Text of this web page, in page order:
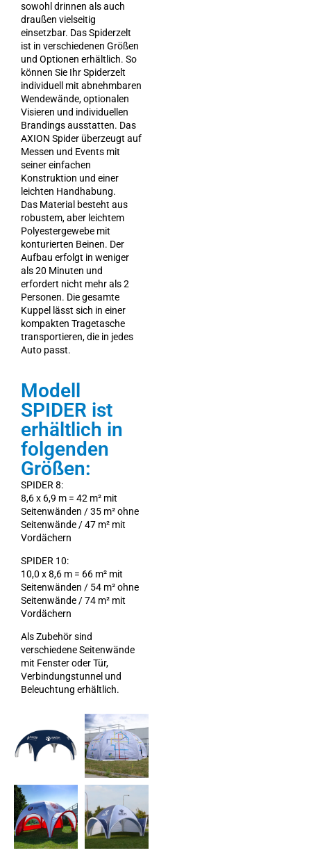
sowohl drinnen als auch
draußen vielseitig
einsetzbar. Das Spiderzelt
ist in verschiedenen Größen
und Optionen erhältlich. So
können Sie Ihr Spiderzelt
individuell mit abnehmbaren
Wendewände, optionalen
Visieren und individuellen
Brandings ausstatten. Das
AXION Spider überzeugt auf
Messen und Events mit
seiner einfachen
Konstruktion und einer
leichten Handhabung.
Das Material besteht aus
robustem, aber leichtem
Polyestergewebe mit
konturierten Beinen. Der
Aufbau erfolgt in weniger
als 20 Minuten und
erfordert nicht mehr als 2
Personen. Die gesamte
Kuppel lässt sich in einer
kompakten Tragetasche
transportieren, die in jedes
Auto passt.
Modell
SPIDER ist
erhältlich in
folgenden
Größen:
SPIDER 8:
8,6 x 6,9 m = 42 m² mit
Seitenwänden / 35 m² ohne
Seitenwände / 47 m² mit
Vordächern
SPIDER 10:
10,0 x 8,6 m = 66 m² mit
Seitenwänden / 54 m² ohne
Seitenwände / 74 m² mit
Vordächern
Als Zubehör sind
verschiedene Seitenwände
mit Fenster oder Tür,
Verbindungstunnel und
Beleuchtung erhältlich.